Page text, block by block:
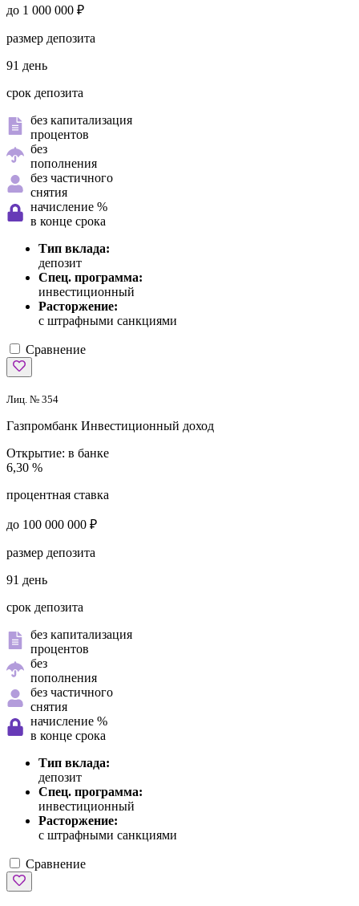
до 1 000 000 ₽
размер депозита
91 день
срок депозита
без капитализация
процентов
без
пополнения
без частичного
снятия
начисление %
в конце срока
Тип вклада:
депозит
Спец. программа:
инвестиционный
Расторжение:
с штрафными санкциями
Сравнение
Лиц. № 354
Газпромбанк Инвестиционный доход
Открытие: в банке
6,30 %
процентная ставка
до 100 000 000 ₽
размер депозита
91 день
срок депозита
без капитализация
процентов
без
пополнения
без частичного
снятия
начисление %
в конце срока
Тип вклада:
депозит
Спец. программа:
инвестиционный
Расторжение:
с штрафными санкциями
Сравнение